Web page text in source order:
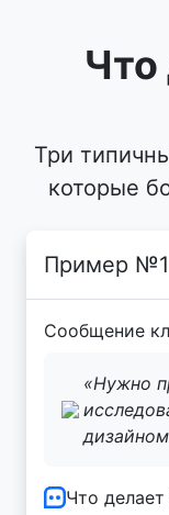
Что
Три
которые
Пример №1
Сообщение
«Нужно
Что делает